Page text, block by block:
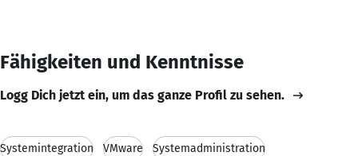
Fähigkeiten und Kenntnisse
Logg Dich jetzt ein, um das ganze Profil zu sehen.
Systemintegration VMware Systemadministration